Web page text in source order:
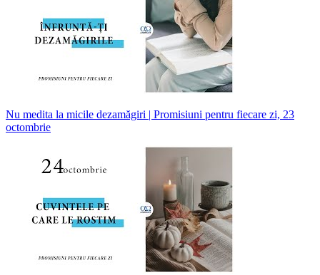
Nu medita la micile dezamăgiri | Promisiuni pentru fiecare zi, 23
octombrie